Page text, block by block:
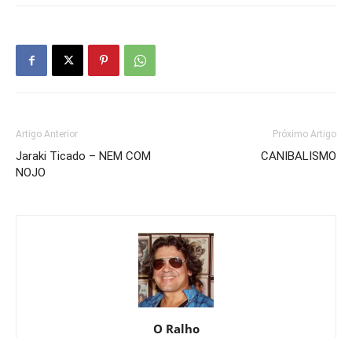
Artigo Anterior
Jaraki Ticado – NEM COM
NOJO
Próximo Artigo
CANIBALISMO
O Ralho